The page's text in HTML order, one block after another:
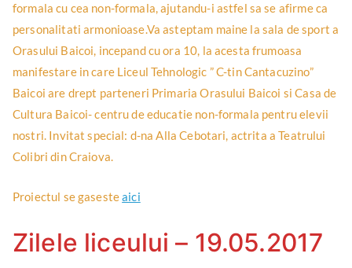
formala cu cea non-formala, ajutandu-i astfel sa se afirme ca
personalitati armonioase.Va asteptam maine la sala de sport a
Orasului Baicoi, incepand cu ora 10, la acesta frumoasa
manifestare in care Liceul Tehnologic ” C-tin Cantacuzino”
Baicoi are drept parteneri Primaria Orasului Baicoi si Casa de
Cultura Baicoi- centru de educatie non-formala pentru elevii
nostri. Invitat special: d-na Alla Cebotari, actrita a Teatrului
Colibri din Craiova.
Proiectul se gasesteaici
Zilele liceului – 19.05.2017